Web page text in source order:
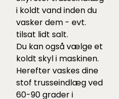
i koldt vand inden du
vasker dem - evt.
tilsat lidt salt.
Du kan også vælge et
koldt skyl i maskinen.
Herefter vaskes dine
stof trusseindlæg ved
60-90 grader i